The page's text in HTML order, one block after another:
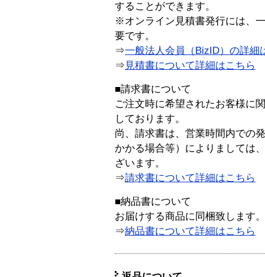
することができます。
※オンライン見積書発行には、
要です。
⇒一般法人会員（BizID）の詳細
⇒ 見積書について詳細はこちら
■請求書について
ご注文時に希望されたお客様に
しております。
尚、請求書は、営業時間内での
かかる場合等）によりましては
ざいます。
⇒請求書について詳細はこちら
■納品書について
お届けする商品に同梱致します。
⇒納品書について詳細はこちら